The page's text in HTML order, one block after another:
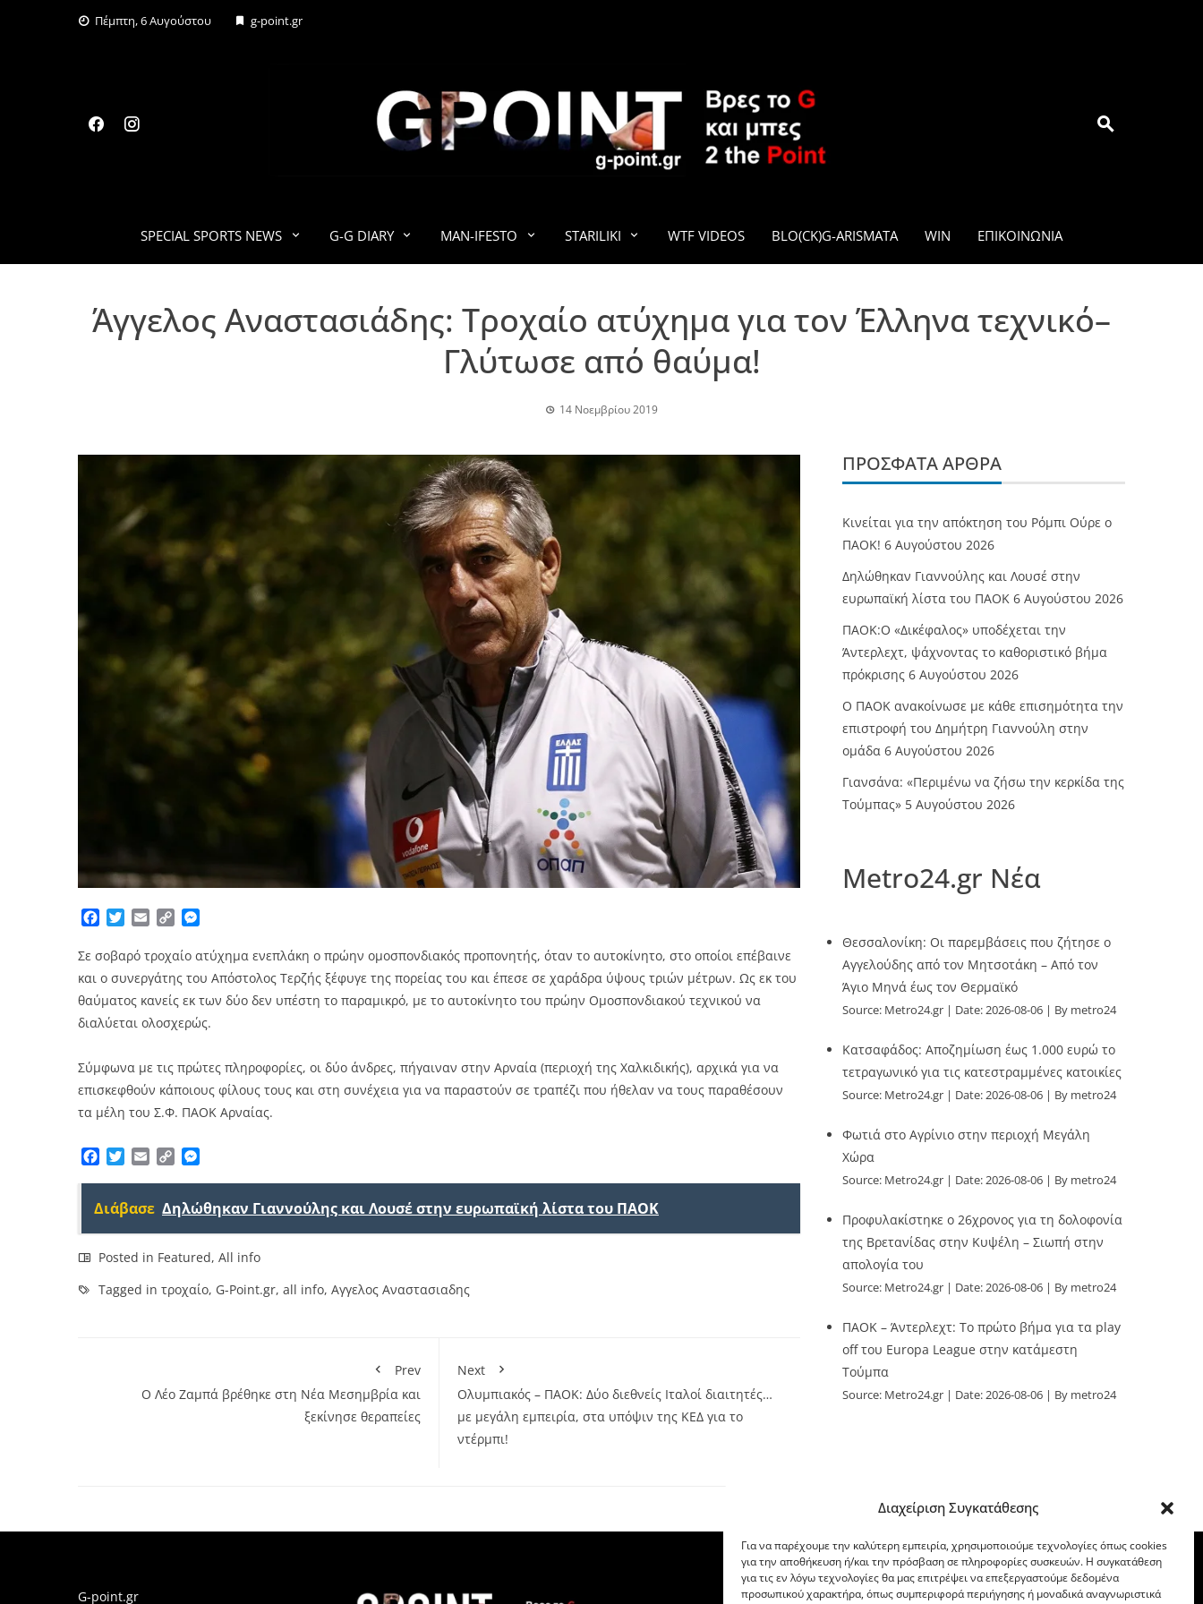
Διαχείριση Συγκατάθεσης
Για να παρέχουμε την καλύτερη εμπειρία, χρησιμοποιούμε τεχνολογίες όπως cookies
για την αποθήκευση ή/και την πρόσβαση σε πληροφορίες συσκευών. Η συγκατάθεση
για τις εν λόγω τεχνολογίες θα μας επιτρέψει να επεξεργαστούμε δεδομένα
προσωπικού χαρακτήρα, όπως συμπεριφορά περιήγησης ή μοναδικά αναγνωριστικά
Πέμπτη, 6 Αυγούστου g-point.gr
G-POINT.GR
SPECIAL SPORTS NEWS G-G DIARY MAN-IFESTO STARILIKI WTF VIDEOS BLO(CK)G-ARISMATA WIN ΕΠΙΚΟΙΝΩΝΊΑ
Άγγελος Αναστασιάδης: Τροχαίο ατύχημα για τον Έλληνα τεχνικό–
Γλύτωσε από θαύμα!
14 Νοεμβρίου 2019
Facebook
TwitterEmailCopy
Σε σοβαρό τροχαίο ατύχημα ενεπλάκη ο πρώην ομοσπονδιακός προπονητής, όταν το αυτοκίνητο, στο οποίοι επέβαινε
και ο συνεργάτης του Απόστολος Τερζής ξέφυγε της πορείας του και έπεσε σε χαράδρα ύψους τριών μέτρων. Ως εκ του
θαύματος κανείς εκ των δύο δεν υπέστη το παραμικρό, με το αυτοκίνητο του πρώην Ομοσπονδιακού τεχνικού να
διαλύεται ολοσχερώς.
Σύμφωνα με τις πρώτες πληροφορίες, οι δύο άνδρες, πήγαιναν στην Αρναία (περιοχή της Χαλκιδικής), αρχικά για να
επισκεφθούν κάποιους φίλους τους και στη συνέχεια για να παραστούν σε τραπέζι που ήθελαν να τους παραθέσουν
τα μέλη του Σ.Φ. ΠΑΟΚ Αρναίας.
Facebook
TwitterEmailCopy
Διάβασε Δηλώθηκαν Γιαννούλης και Λουσέ στην ευρωπαϊκή λίστα του ΠΑΟΚ
Posted in Featured, All info
Tagged in τροχαίο, G-Point.gr, all info, Αγγελος Αναστασιαδης
Prev
Ο Λέο Ζαμπά βρέθηκε στη Νέα Μεσημβρία και
ξεκίνησε θεραπείες
Next
Ολυμπιακός – ΠΑΟΚ: Δύο διεθνείς Ιταλοί διαιτητές…
με μεγάλη εμπειρία, στα υπόψιν της ΚΕΔ για το
ντέρμπι!
ΠΡΌΣΦΑΤΑ ΆΡΘΡΑ
Κινείται για την απόκτηση του Ρόμπι Ούρε ο
ΠΑΟΚ! 6 Αυγούστου 2026
Δηλώθηκαν Γιαννούλης και Λουσέ στην
ευρωπαϊκή λίστα του ΠΑΟΚ 6 Αυγούστου 2026
ΠΑΟΚ:Ο «Δικέφαλος» υποδέχεται την
Άντερλεχτ, ψάχνοντας το καθοριστικό βήμα
πρόκρισης 6 Αυγούστου 2026
Ο ΠΑΟΚ ανακοίνωσε με κάθε επισημότητα την
επιστροφή του Δημήτρη Γιαννούλη στην
ομάδα 6 Αυγούστου 2026
Γιανσάνα: «Περιμένω να ζήσω την κερκίδα της
Τούμπας» 5 Αυγούστου 2026
Metro24.gr Νέα
Θεσσαλονίκη: Οι παρεμβάσεις που ζήτησε ο
Αγγελούδης από τον Μητσοτάκη – Από τον
Άγιο Μηνά έως τον Θερμαϊκό
Source: Metro24.gr Date: 2026-08-06 By metro24
Κατσαφάδος: Αποζημίωση έως 1.000 ευρώ το
τετραγωνικό για τις κατεστραμμένες κατοικίες
Source: Metro24.gr Date: 2026-08-06 By metro24
Φωτιά στο Αγρίνιο στην περιοχή Μεγάλη
Χώρα
Source: Metro24.gr Date: 2026-08-06 By metro24
Προφυλακίστηκε ο 26χρονος για τη δολοφονία
της Βρετανίδας στην Κυψέλη – Σιωπή στην
απολογία του
Source: Metro24.gr Date: 2026-08-06 By metro24
ΠΑΟΚ – Άντερλεχτ: Το πρώτο βήμα για τα play
off του Europa League στην κατάμεστη
Τούμπα
Source: Metro24.gr Date: 2026-08-06 By metro24
G-point.gr